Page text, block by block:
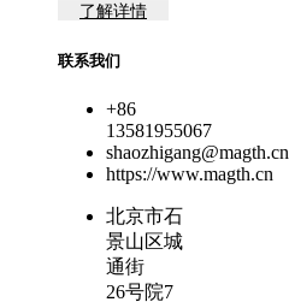
了解详情
联系我们
+86
13581955067
shaozhigang@magth.cn
https://www.magth.cn
北京市石
景山区城
通街
26号院7